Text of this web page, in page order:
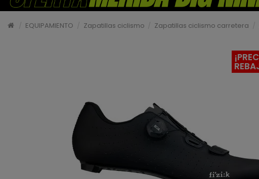
EQUIPAMIENTO Zapatillas ciclismo Zapatillas ciclismo carretera